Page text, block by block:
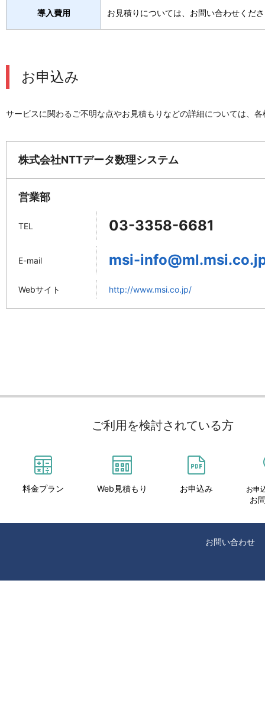
導入費用 お見積りについては、お問い合わせくだ
お申込み
サービスに関わるご不明な点やお見積もりなどの詳細については、
株式会社NTTデータ数理システム
営業部
TEL 03-3358-6681
E-mail msi-
Webサイト http://www.msi.co.jp/
ご利用を検討されている方
料金プラン Web見積もり お申込み お申
お
お問い合わせ